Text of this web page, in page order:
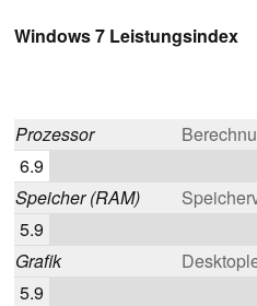
Windows 7 Leistungsindex
Prozessor
6.9
Speicher (RAM)
5.9
Grafik
5.9